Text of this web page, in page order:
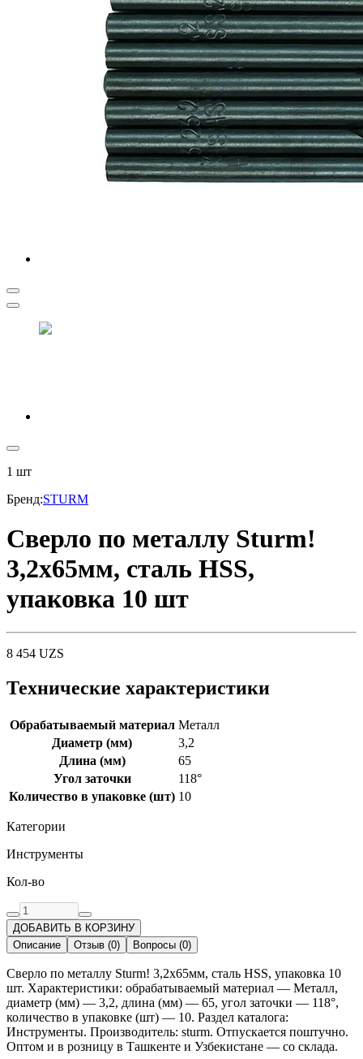
1 шт
Бренд:STURM
Сверло по металлу Sturm!
3,2х65мм, сталь HSS,
упаковка 10 шт
8 454 UZS
Технические характеристики
Обрабатываемый материал Металл
Диаметр (мм)
3,2
Длина (мм)
65
Угол заточки
118°
Количество в упаковке (шт) 10
Категории
Инструменты
Кол-во
ДОБАВИТЬ В КОРЗИНУ
Описание
Отзыв (0) Вопросы (0)
Сверло по металлу Sturm! 3,2х65мм, сталь HSS, упаковка 10
шт. Характеристики: обрабатываемый материал — Металл,
диаметр (мм) — 3,2, длина (мм) — 65, угол заточки — 118°,
количество в упаковке (шт) — 10. Раздел каталога:
Инструменты. Производитель: sturm. Отпускается поштучно.
Оптом и в розницу в Ташкенте и Узбекистане — со склада.